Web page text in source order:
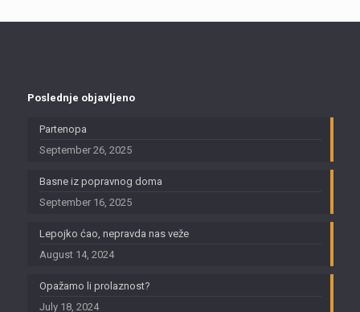
Poslednje objavljeno
Partenopa
September 26, 2025
Basne iz popravnog doma
September 16, 2025
Lepojko ćao, nepravda nas veže
August 14, 2024
Opažamo li prolaznost?
July 18, 2024